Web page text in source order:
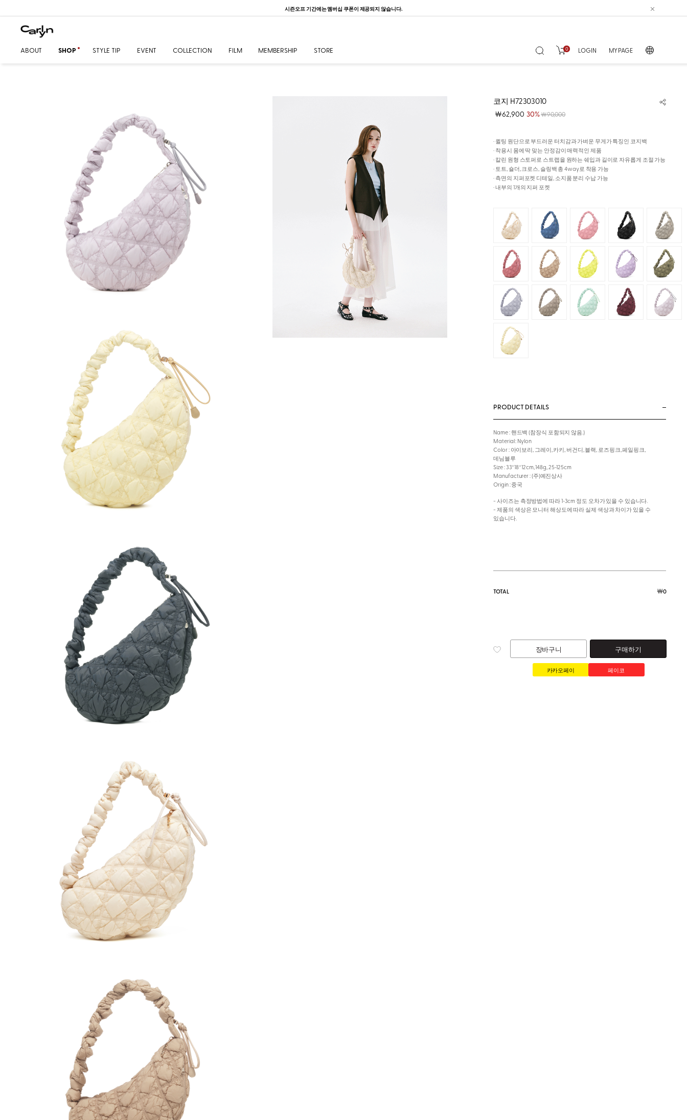
ONE DAY, ONE PICK ~ Up to 80%
ABOUT SHOP STYLE TIP EVENT COLLECTION FILM MEMBERSHIP STORE 0 LOGIN MY PAGE
코지 H72303010
￦62,900 30%￦90,000
· 퀼팅 원단으로 부드러운 터치감과 가벼운 무게가 특징인 코지백
· 착용시 몸에 딱 맞는 안정감이 매력적인 제품
· 칼린 원형 스토퍼로 스트랩을 원하는 쉐입과 길이로 자유롭게 조절 가능
· 토트, 숄더, 크로스, 슬링백 총 4way로 착용 가능
· 측면의 지퍼포켓 디테일, 소지품 분리 수납 가능
· 내부의 1개의 지퍼 포켓
PRODUCT DETAILS
Name : 핸드백 (참장식 포함되지 않음.)
Material : Nylon
Color : 아이보리, 그레이, 카키, 버건디, 블랙, 로즈핑크, 페일핑크,
데님블루
Size : 33*18*12cm, 148g, 25~125cm
Manufacturer : (주)예진상사
Origin : 중국
- 사이즈는 측정방법에 따라 1~3cm 정도 오차가 있을 수 있습니다.
- 제품의 색상은 모니터 해상도에 따라 실제 색상과 차이가 있을 수
있습니다.
TOTAL ￦0
장바구니 구매하기